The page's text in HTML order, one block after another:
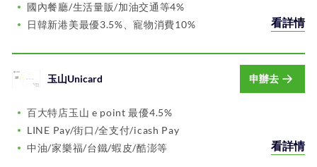
國內餐廳/生活量販/加油交通等4%
日韓新港美最優3.5%、寵物消費10%
看詳情
玉山Unicard 申辦去
百大特店玉山 e point 最優4.5%
LINE Pay/街口/全支付/icash Pay
中油/家樂福/台鐵/蝦皮/酷澎等
看詳情